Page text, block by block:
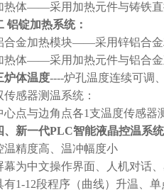
热体——采用加热元件与铸铁直
铝锭加热系统：
合金加热模块——采用锌铝合金
热体——采用加热元件与铝合金
炉体温度----炉孔温度连续可调
传感器测温系统：
心点与边角点各1支温度传感器
、新一代PLC智能液晶控温系统
温精度高、温冲幅度小
幕为中文操作界面、人机对话
有1-12段程序（曲线）升温、